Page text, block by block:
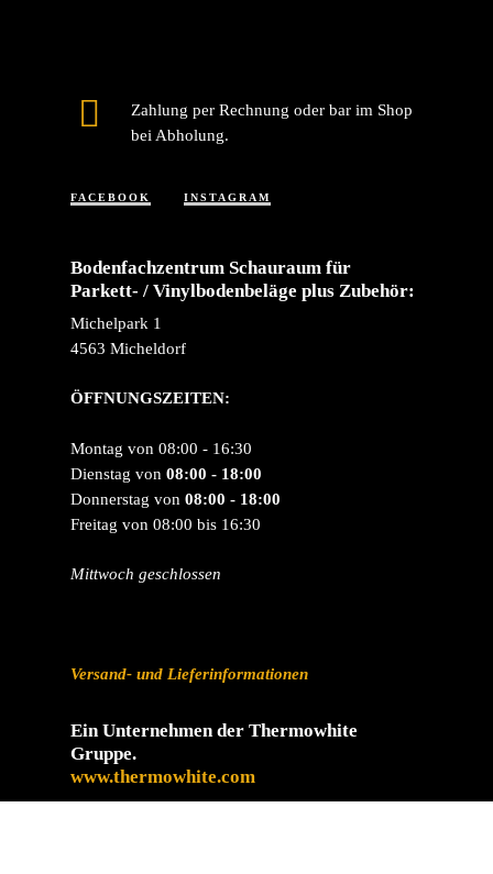
Zahlung per Rechnung oder bar im Shop
bei Abholung.
FACEBOOK INSTAGRAM
Bodenfachzentrum Schauraum für
Parkett- / Vinylbodenbeläge plus Zubehör:
Michelpark 1
4563 Micheldorf
ÖFFNUNGSZEITEN:
Montag von 08:00 - 16:30
Dienstag von08:00 - 18:00
Donnerstag von08:00 - 18:00
Freitag von 08:00 bis 16:30
Mittwoch geschlossen
Versand- und Lieferinformationen
Ein Unternehmen der Thermowhite
Gruppe.
www.thermowhite.com